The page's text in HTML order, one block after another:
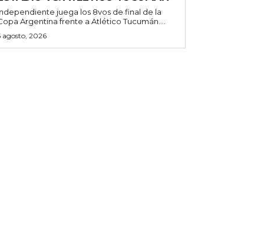
juega los 8vos de final de la
Argentina frente a Atlético Tucumán....
agosto, 2026